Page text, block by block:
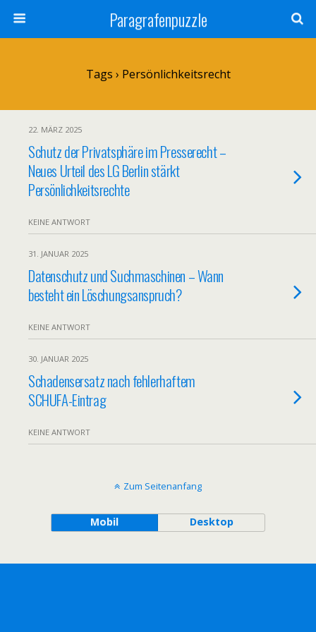
Paragrafenpuzzle
Tags › Persönlichkeitsrecht
22. MÄRZ 2025
Schutz der Privatsphäre im Presserecht –
Neues Urteil des LG Berlin stärkt
Persönlichkeitsrechte
KEINE ANTWORT
31. JANUAR 2025
Datenschutz und Suchmaschinen – Wann
besteht ein Löschungsanspruch?
KEINE ANTWORT
30. JANUAR 2025
Schadensersatz nach fehlerhaftem
SCHUFA-Eintrag
KEINE ANTWORT
Zum Seitenanfang
Mobil Desktop